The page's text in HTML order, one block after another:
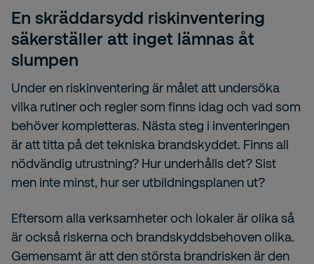
En skräddarsydd riskinventering
säkerställer att inget lämnas åt
slumpen
Under en riskinventering är målet att undersöka
vilka rutiner och regler som finns idag och vad som
behöver kompletteras. Nästa steg i inventeringen
är att titta på det tekniska brandskyddet. Finns all
nödvändig utrustning? Hur underhålls det? Sist
men inte minst, hur ser utbildningsplanen ut?
Eftersom alla verksamheter och lokaler är olika så
är också riskerna och brandskyddsbehoven olika.
Gemensamt är att den största brandrisken är den